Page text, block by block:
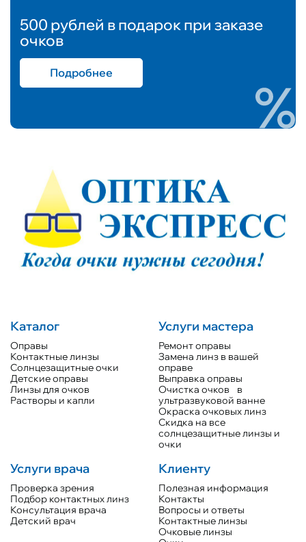
500 рублей в подарок при заказе
очков
Подробнее
Каталог
Оправы
Контактные линзы
Солнцезащитные очки
Детские оправы
Линзы для очков
Растворы и капли
Услуги мастера
Ремонт оправы
Замена линз в вашей
оправе
Выправка оправы
Очистка очков в
ультразвуковой ванне
Окраска очковых линз
Скидка на все
солнцезащитные линзы и
очки
Услуги врача
Проверка зрения
Подбор контактных линз
Консультация врача
Детский врач
Клиенту
Полезная информация
Контакты
Вопросы и ответы
Контактные линзы
Очковые линзы